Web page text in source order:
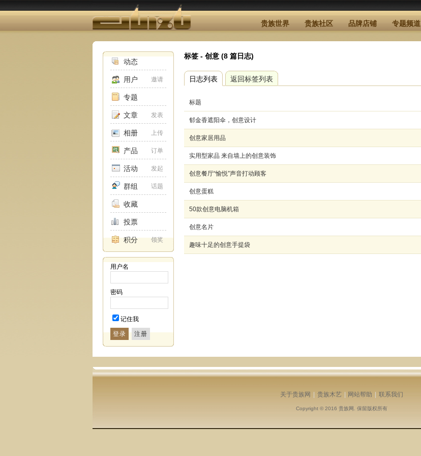
贵族世界 贵族社区 品牌店铺 专题频道
动态
用户 邀请
专题
文章 发表
相册 上传
产品 订单
活动 发起
群组 话题
收藏
投票
积分 领奖
用户名
密码
记住我
登录
标签 - 创意 (8 篇日志)
日志列表 返回标签列表
标题
郁金香遮阳伞，创意设计
创意家居用品
实用型家品 来自墙上的创意装饰
创意餐厅“愉悦”声音打动顾客
创意蛋糕
50款创意电脑机箱
创意名片
趣味十足的创意手提袋
关于贵族网 贵族木艺 网站帮助 联系我们
Copyright © 2016 贵族网 . 保留版权所有